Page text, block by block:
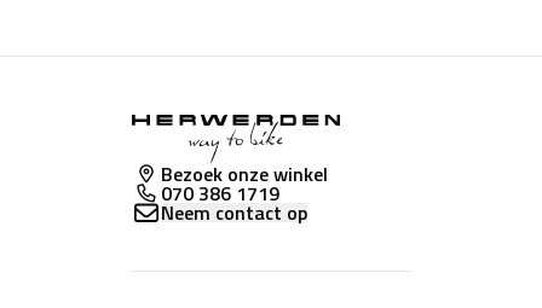
Bezoek onze winkel
070 386 1719
Neem contact op